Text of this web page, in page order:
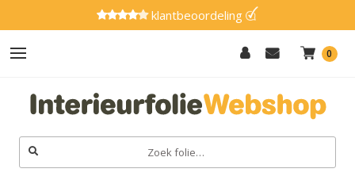
klantbeoordeling
0
Zoeken
naar:
Hout
Effen
Marmer